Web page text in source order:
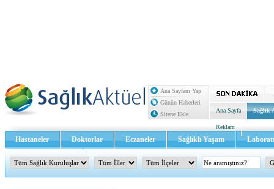
Ana Sayfam Yap
Günün Haberleri
Sitene Ekle
Ana Sayfa Sağlık
Reklam
Hastaneler Doktorlar Eczaneler Sağlıklı Yaşam
Sağlık TV - Video İletişim